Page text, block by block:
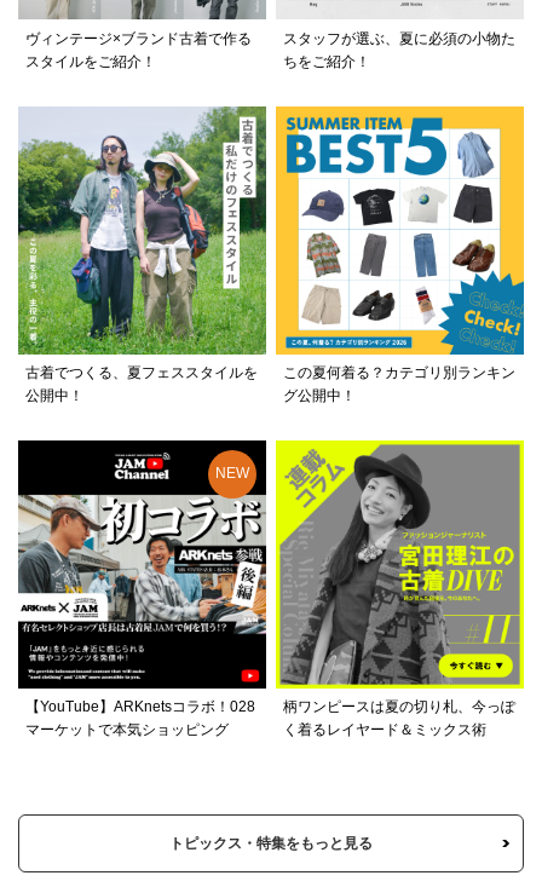
ヴィンテージ×ブランド古着で作る
スタイルをご紹介！
スタッフが選ぶ、夏に必須の小物た
ちをご紹介！
古着でつくる、夏フェススタイルを
公開中！
この夏何着る？カテゴリ別ランキン
グ公開中！
【YouTube】ARKnetsコラボ！028
マーケットで本気ショッピング
柄ワンピースは夏の切り札、今っぽ
く着るレイヤード＆ミックス術
トピックス・特集をもっと見る